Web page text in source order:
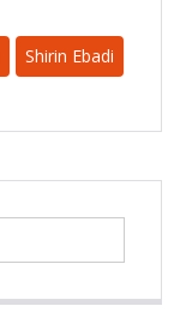
Shirin Ebadi